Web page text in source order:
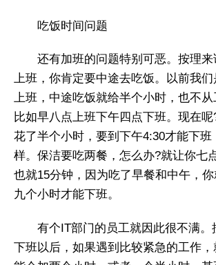
吃饭时间问题
还有加班的问题特别可恶。按理
上班，你肯定要中途去吃饭。以前我
上班，中途吃饭就给半个小时，也不从
比如早八点上班下午四点下班。现在
花了半个小时，要到下午4:30才能下
样。保洁要吃两餐，怎么办?就让你七
也就15分钟，因为吃了早餐和中午，
九个小时才能下班。
有个IT部门的员工就因此很不满。
下班以后，如果遇到比较紧急的工作